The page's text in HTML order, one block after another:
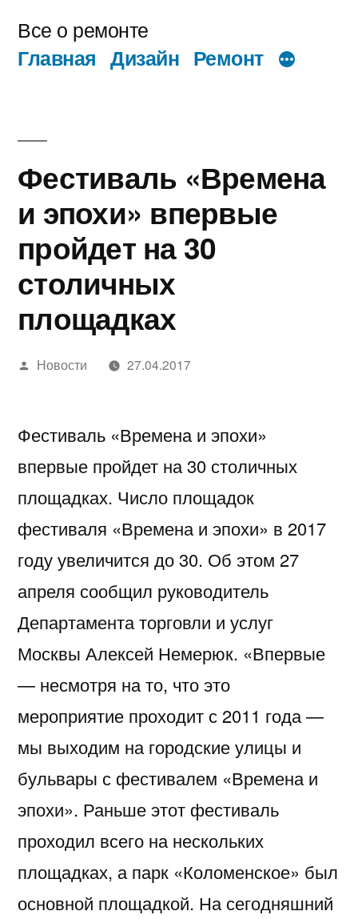
содержимому
Все о ремонте
Главная Дизайн Ремонт
Фестиваль «Времена
и эпохи» впервые
пройдет на 30
столичных
площадках
Написано
Новости 27.04.2017
Фестиваль «Времена и эпохи»
впервые пройдет на 30 столичных
площадках. Число площадок
фестиваля «Времена и эпохи» в 2017
году увеличится до 30. Об этом 27
апреля сообщил руководитель
Департамента торговли и услуг
Москвы Алексей Немерюк. «Впервые
— несмотря на то, что это
мероприятие проходит с 2011 года —
мы выходим на городские улицы и
бульвары с фестивалем «Времена и
эпохи». Раньше этот фестиваль
проходил всего на нескольких
площадках, а парк «Коломенское» был
основной площадкой. На сегодняшний